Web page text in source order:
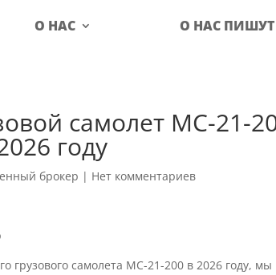
О НАС О НАС
самолет МС-21-
году
брокер | Нет комментариев
грузового самолета МС-21-200 в 2026 году,